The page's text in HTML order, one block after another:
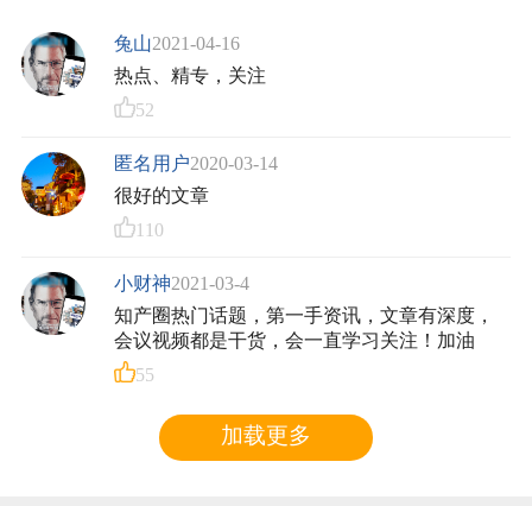
兔山2021-04-16
热点、精专，关注
52
匿名用户2020-03-14
很好的文章
110
小财神2021-03-4
知产圈热门话题，第一手资讯，文章有深度，
会议视频都是干货，会一直学习关注！加油
55
加载更多